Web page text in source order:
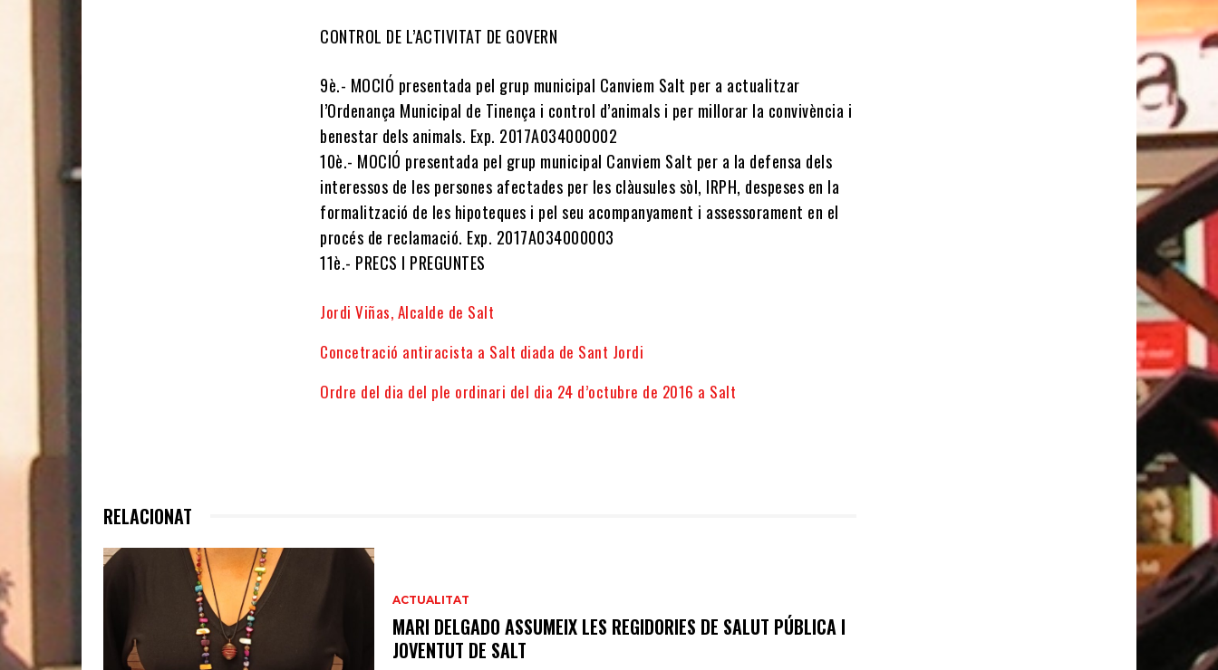
CONTROL DE L’ACTIVITAT DE GOVERN
9è.- MOCIÓ presentada pel grup municipal Canviem Salt per a actualitzar
l’Ordenança Municipal de Tinença i control d’animals i per millorar la convivència i
benestar dels animals. Exp. 2017A034000002
10è.- MOCIÓ presentada pel grup municipal Canviem Salt per a la defensa dels
interessos de les persones afectades per les clàusules sòl, IRPH, despeses en la
formalització de les hipoteques i pel seu acompanyament i assessorament en el
procés de reclamació. Exp. 2017A034000003
11è.- PRECS I PREGUNTES
Jordi Viñas, Alcalde de Salt
Concetració antiracista a Salt diada de Sant Jordi
Ordre del dia del ple ordinari del dia 24 d’octubre de 2016 a Salt
RELACIONAT
ACTUALITAT
MARI DELGADO ASSUMEIX LES REGIDORIES DE SALUT PÚBLICA I
JOVENTUT DE SALT